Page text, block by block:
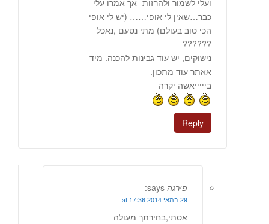
כבר…שאין לי אופי…… (יש לי אופי
הכי טוב בעולם) מתי נטעם ,נאכל
??????
נישוקים, יש עוד גבינות להכנה. מיד
אאתר עוד מתכון.
ביייייאשה יקרה
Reply
פירגה says:
29 במאי 2014 at 17:36
אסתי,בחירתך מעולה